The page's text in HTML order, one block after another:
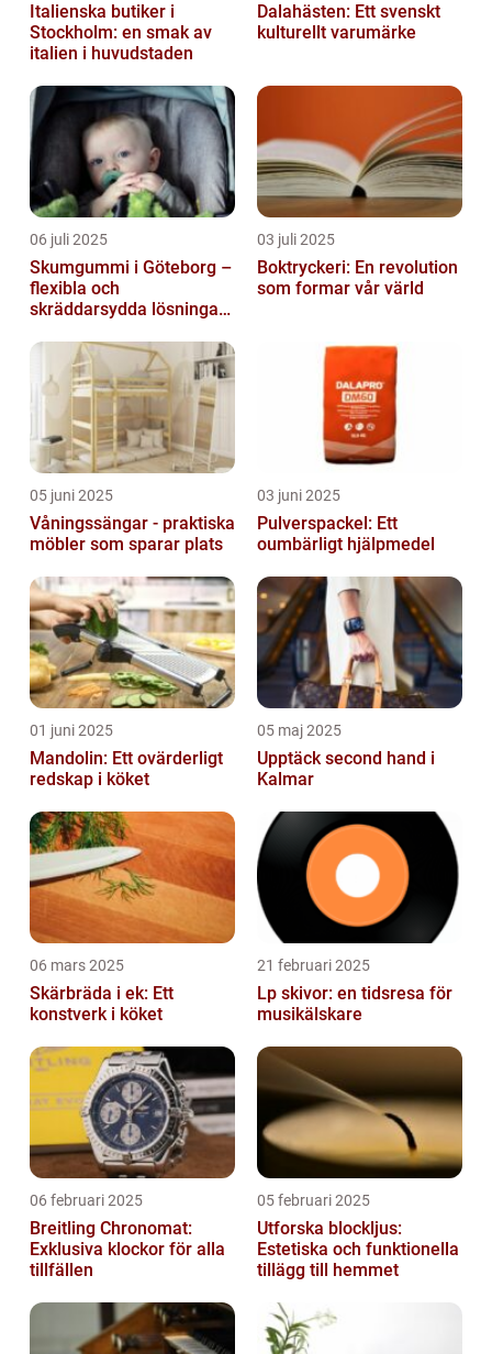
Italienska butiker i
Stockholm: en smak av
italien i huvudstaden
Dalahästen: Ett svenskt
kulturellt varumärke
06 juli 2025
Skumgummi i Göteborg –
flexibla och
skräddarsydda lösningar
03 juli 2025
Boktryckeri: En revolution
som formar vår värld
05 juni 2025
Våningssängar - praktiska
möbler som sparar plats
03 juni 2025
Pulverspackel: Ett
oumbärligt hjälpmedel
01 juni 2025
Mandolin: Ett ovärderligt
redskap i köket
05 maj 2025
Upptäck second hand i
Kalmar
06 mars 2025
Skärbräda i ek: Ett
konstverk i köket
21 februari 2025
Lp skivor: en tidsresa för
musikälskare
06 februari 2025
Breitling Chronomat:
Exklusiva klockor för alla
tillfällen
05 februari 2025
Utforska blockljus:
Estetiska och funktionella
tillägg till hemmet